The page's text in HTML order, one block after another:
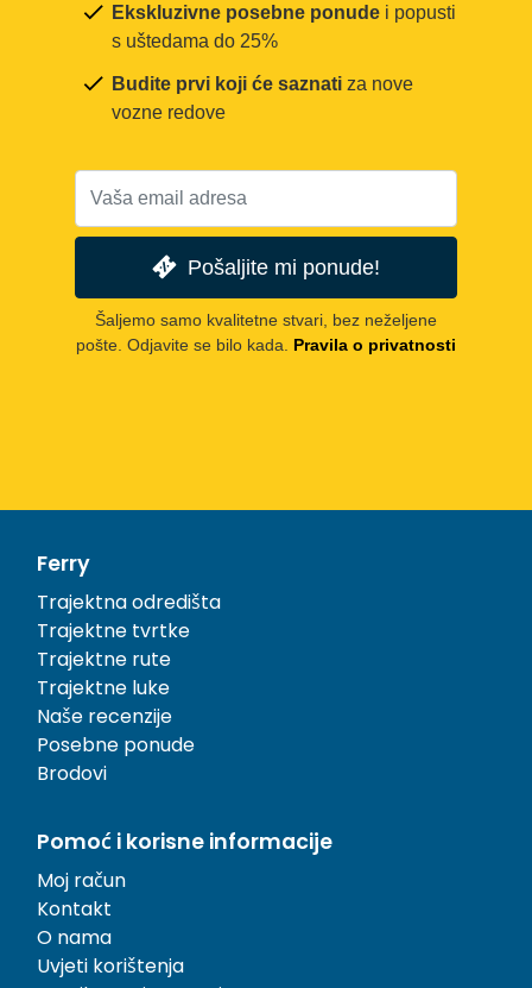
Ekskluzivne posebne ponude i popusti
s uštedama do 25%
Budite prvi koji će saznati za nove
vozne redove
Pošaljite mi ponude!
Šaljemo samo kvalitetne stvari, bez neželjene
pošte. Odjavite se bilo kada.
Pravila o privatnosti
Ferry
Trajektna odredišta
Trajektne tvrtke
Trajektne rute
Trajektne luke
Naše recenzije
Posebne ponude
Brodovi
Pomoć i korisne informacije
Moj račun
Kontakt
O nama
Uvjeti korištenja